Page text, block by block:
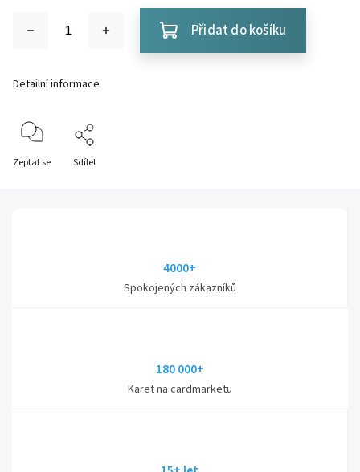
Přidat do košíku
Detailní informace
Zeptat se Sdílet
4000+
Spokojených zákazníků
180 000+
Karet na cardmarketu